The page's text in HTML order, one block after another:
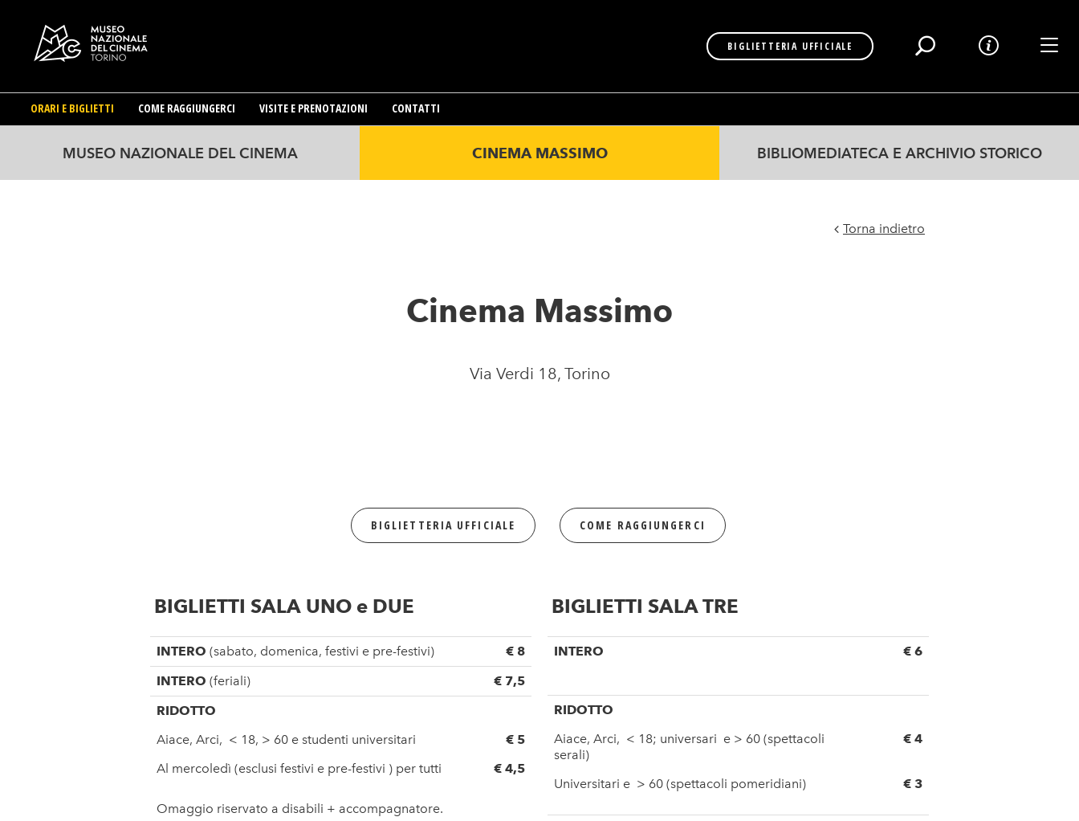
principale
BIGLIETTERIA UFFICIALE
ORARI E BIGLIETTI COME RAGGIUNGERCI VISITE E PRENOTAZIONI CONTATTI
MUSEO NAZIONALE DEL CINEMA CINEMA MASSIMO BIBLIOMEDIATECA E ARCHIVIO STORICO
Torna indietro
Cinema Massimo
Via Verdi 18, Torino
BIGLIETTERIA UFFICIALE COME RAGGIUNGERCI
BIGLIETTI SALA UNO e DUE
INTERO (sabato, domenica, festivi e pre-festivi)
€ 8
INTERO (feriali)
€ 7,5
RIDOTTO
Aiace, Arci, < 18, > 60 e studenti universitari
€ 5
Al mercoledì (esclusi festivi e pre-festivi ) per tutti
Omaggio riservato a disabili + accompagnatore.
€ 4,5
BIGLIETTI SALA TRE
INTERO € 6
RIDOTTO
Aiace, Arci, < 18; universari e > 60 (spettacoli
serali)
€ 4
Universitari e > 60 (spettacoli pomeridiani) € 3